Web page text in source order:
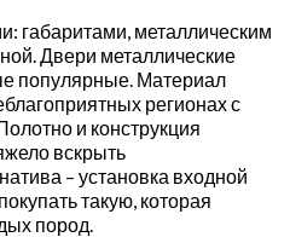
габаритами, металлическим
Двери металлические
популярные. Материал
регионах с
и конструкция
вскрыть
– установка входной
такую, которая
пород.